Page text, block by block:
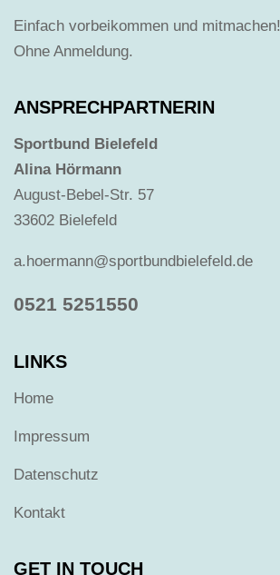
Einfach vorbeikommen und mitmachen!
Ohne Anmeldung.
ANSPRECHPARTNERIN
Sportbund Bielefeld
Alina Hörmann
August-Bebel-Str. 57
33602 Bielefeld
a.hoermann@sportbundbielefeld.de
0521 5251550
LINKS
Home
Impressum
Datenschutz
Kontakt
GET IN TOUCH